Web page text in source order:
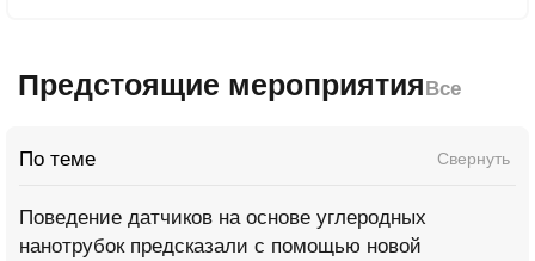
Предстоящие мероприятияВсе
По теме Свернуть
Поведение датчиков на основе углеродных
нанотрубок предсказали с помощью новой